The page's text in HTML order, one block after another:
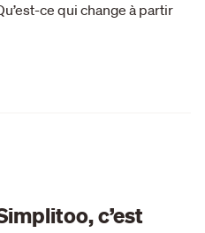
ce qui change à partir
c’est